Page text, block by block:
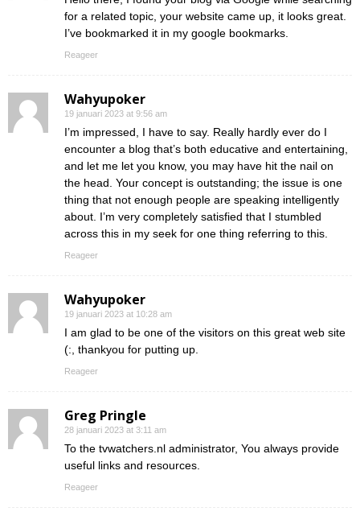
for a related topic, your website came up, it looks great.
I’ve bookmarked it in my google bookmarks.
Reageer
Wahyupoker
19 januari 2023 at 9:56 am
I’m impressed, I have to say. Really hardly ever do I
encounter a blog that’s both educative and entertaining,
and let me let you know, you may have hit the nail on
the head. Your concept is outstanding; the issue is one
thing that not enough people are speaking intelligently
about. I’m very completely satisfied that I stumbled
across this in my seek for one thing referring to this.
Reageer
Wahyupoker
19 januari 2023 at 10:28 am
I am glad to be one of the visitors on this great web site
(:, thankyou for putting up.
Reageer
Greg Pringle
28 januari 2023 at 3:11 am
To the tvwatchers.nl administrator, You always provide
useful links and resources.
Reageer